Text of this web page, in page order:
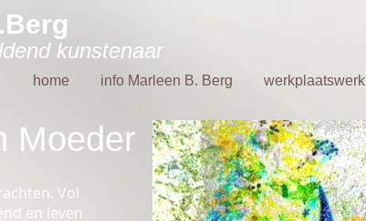
kunstenaar
home info Marleen B. Berg werkplaatswerk
Moeder
Vol
en leven